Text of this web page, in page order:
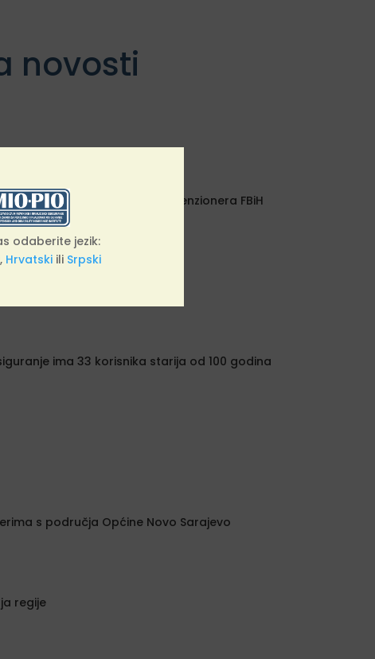
novosti
Saveza udruženja penzionera FBiH
ima 33 korisnika starija od 100 godina
s područja Općine Novo Sarajevo
regije
odaberite jezik:
, Hrvatski ili Srpski